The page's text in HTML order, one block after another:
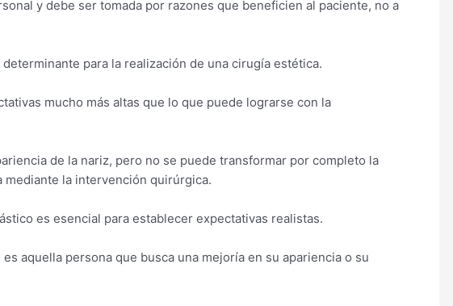
y debe ser tomada por razones que beneficien al paciente, no a
para la realización de una cirugía estética.
mucho más altas que lo que puede lograrse con la
de la nariz, pero no se puede transformar por completo la
la intervención quirúrgica.
es esencial para establecer expectativas realistas.
es aquella persona que busca una mejoría en su apariencia o su